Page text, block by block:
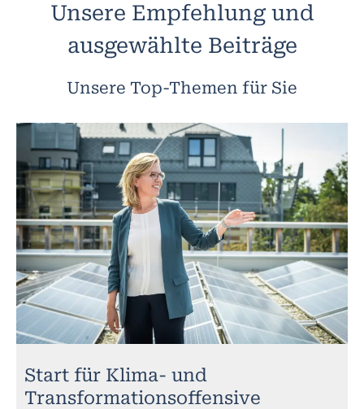
Unsere Empfehlung und
ausgewählte Beiträge
Unsere Top-Themen für Sie
Start für Klima- und
Transformationsoffensive